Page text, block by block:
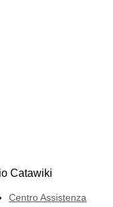
Catawiki
Centro Assistenza